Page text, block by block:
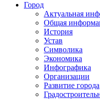
Город
Актуальная
Общая
История
Устав
Символика
Экономика
Инфографика
Организации
Развитие города